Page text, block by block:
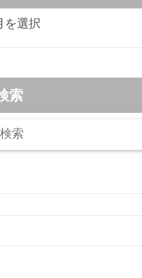
索